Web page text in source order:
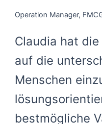
Operation Manager,
Claudia hat
auf die
Menschen
bestmögliche